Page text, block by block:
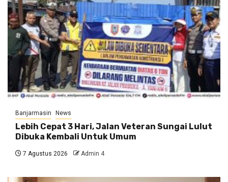
Banjarmasin News
Lebih Cepat 3 Hari, Jalan Veteran Sungai Lulut
Dibuka Kembali Untuk Umum
7 Agustus 2026 Admin 4